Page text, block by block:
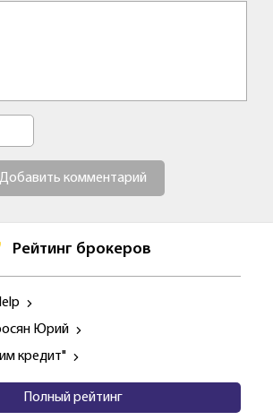
Добавить комментарий
Рейтинг брокеров
Юрий
кредит"
Полный рейтинг